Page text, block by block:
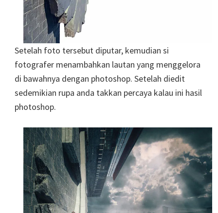
Setelah foto tersebut diputar, kemudian si
fotografer menambahkan lautan yang menggelora
di bawahnya dengan photoshop. Setelah diedit
sedemikian rupa anda takkan percaya kalau ini hasil
photoshop.